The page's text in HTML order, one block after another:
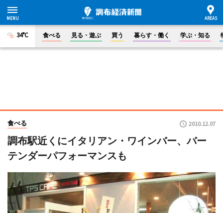
34°C 食べる 見る・遊ぶ 買う 暮らす・働く 学ぶ・知る
食べる 2010.12.07
調布駅近くにイタリアン・ワインバー、バー
テンダーパフォーマンスも